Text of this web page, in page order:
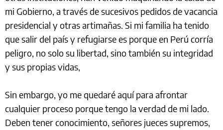
mi Gobierno, a través de sucesivos pedidos de vacancia
presidencial y otras artimañas. Si mi familia ha tenido
que salir del país y refugiarse es porque en Perú corría
peligro, no solo su libertad, sino también su integridad
y sus propias vidas,
Sin embargo, yo me quedaré aquí para afrontar
cualquier proceso porque tengo la verdad de mi lado.
Deben tener conocimiento, señores jueces supremos,